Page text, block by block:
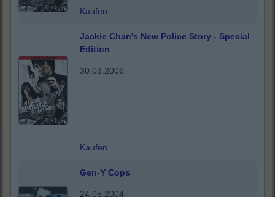
Kaufen
Jackie Chan's New Police Story - Special
Edition
30.03.2006
Kaufen
Gen-Y Cops
24.05.2004